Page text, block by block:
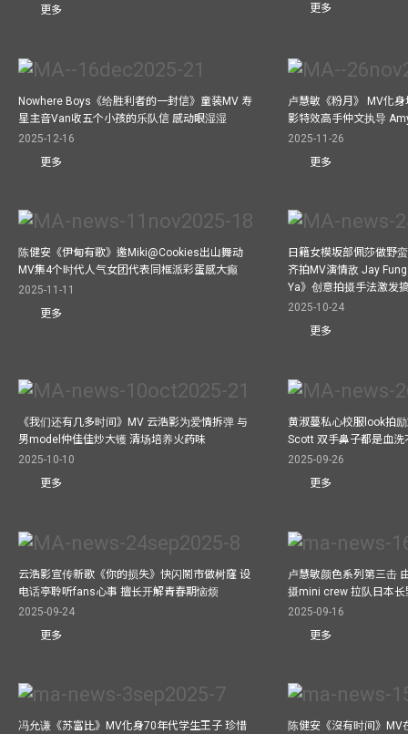
更多
更多
Nowhere Boys《给胜利者的一封信》童装MV 寿
星主音Van收五个小孩的乐队信 感动眼湿湿
2025-12-16
更多
卢慧敏《粉月》 MV化
影特效高手仲文执导
2025-11-26
更多
陈健安《伊甸有歌》邀Miki@Cookies出山舞动
MV集4个时代人气女团代表同框派彩蛋感大癫
2025-11-11
更多
日籍女模坂部佩莎做野
齐拍MV演情敌 Jay
Ya》创意拍摄手法激发
2025-10-24
更多
《我们还有几多时间》MV 云浩影为爱情拆弹 与
男model仲佳佳炒大镬 清场培养火药味
2025-10-10
更多
黄淑蔓私心校服look拍
Scott 双手鼻子都是血洗
2025-09-26
更多
云浩影宣传新歌《你的损失》快闪鬧市做树窿 设
电话亭聆听fans心事 擅长开解青春期恼烦
2025-09-24
更多
卢慧敏颜色系列第三击
摄mini crew 拉队日本长
2025-09-16
更多
冯允谦《苏富比》MV化身70年代学生王子 珍惜
陈健安《沒有时间》MV